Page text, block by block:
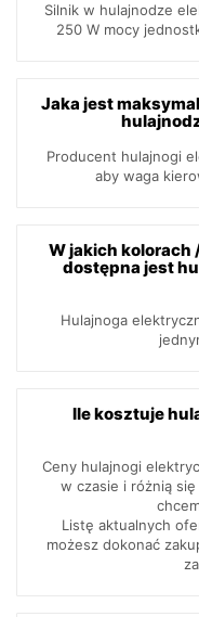
Silnik w hulajnodze
250 W mocy
Jaka jest
Producent hulajnogi
aby waga
W jakich
dostępna jest
Hulajnoga
Ile kosztuje
Ceny hulajnogi
w czasie i różnią
Listę aktualnych
możesz dokonać